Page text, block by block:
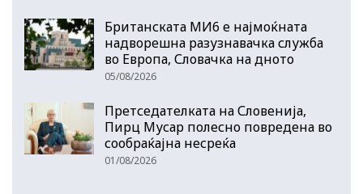
Британската МИ6 е најмоќната
надворешна разузнавачка служба
во Европа, Словачка на дното
05/08/2026
Претседателката на Словенија,
Пирц Мусар полесно повредена во
сообраќајна несреќа
01/08/2026